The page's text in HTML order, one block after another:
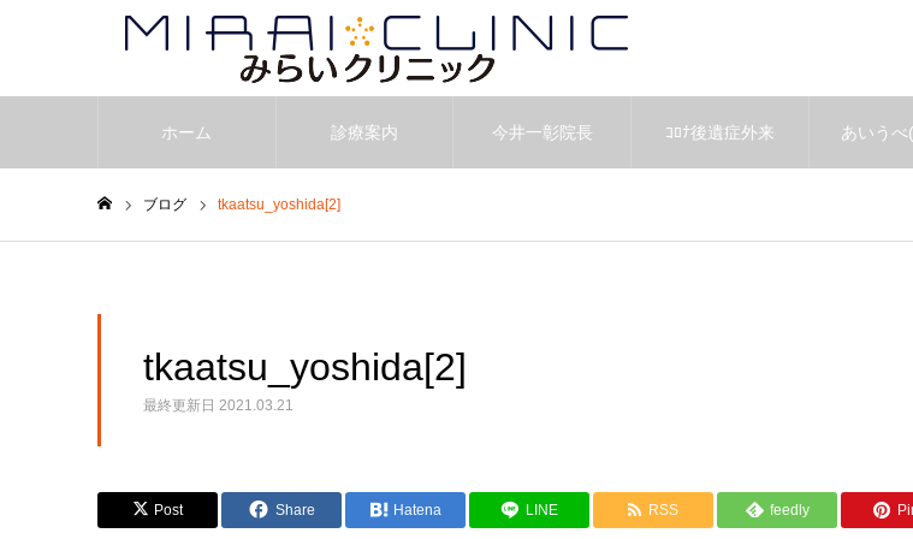
ホーム 診療案内 今井一彰院長 ｺﾛﾅ後遺症外来 あいうべ
ブログ tkaatsu_yoshida[2]
tkaatsu_yoshida[2]
最終更新日 2021.03.21
Post Share Hatena LINE RSS feedly